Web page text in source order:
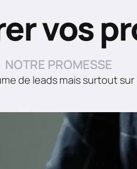
vos
NOTRE PROMESSE
de leads mais surtout